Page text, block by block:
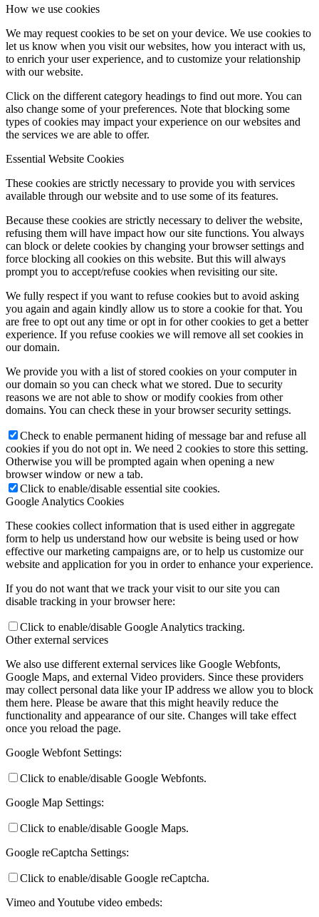
How we use cookies
We may request cookies to be set on your device. We use cookies to
let us know when you visit our websites, how you interact with us,
to enrich your user experience, and to customize your relationship
with our website.
Click on the different category headings to find out more. You can
also change some of your preferences. Note that blocking some
types of cookies may impact your experience on our websites and
the services we are able to offer.
Essential Website Cookies
These cookies are strictly necessary to provide you with services
available through our website and to use some of its features.
Because these cookies are strictly necessary to deliver the website,
refusing them will have impact how our site functions. You always
can block or delete cookies by changing your browser settings and
force blocking all cookies on this website. But this will always
prompt you to accept/refuse cookies when revisiting our site.
We fully respect if you want to refuse cookies but to avoid asking
you again and again kindly allow us to store a cookie for that. You
are free to opt out any time or opt in for other cookies to get a better
experience. If you refuse cookies we will remove all set cookies in
our domain.
We provide you with a list of stored cookies on your computer in
our domain so you can check what we stored. Due to security
reasons we are not able to show or modify cookies from other
domains. You can check these in your browser security settings.
Check to enable permanent hiding of message bar and refuse all
cookies if you do not opt in. We need 2 cookies to store this setting.
Otherwise you will be prompted again when opening a new
browser window or new a tab.
Click to enable/disable essential site cookies.
Google Analytics Cookies
These cookies collect information that is used either in aggregate
form to help us understand how our website is being used or how
effective our marketing campaigns are, or to help us customize our
website and application for you in order to enhance your experience.
If you do not want that we track your visit to our site you can
disable tracking in your browser here:
Click to enable/disable Google Analytics tracking.
Other external services
We also use different external services like Google Webfonts,
Google Maps, and external Video providers. Since these providers
may collect personal data like your IP address we allow you to block
them here. Please be aware that this might heavily reduce the
functionality and appearance of our site. Changes will take effect
once you reload the page.
Google Webfont Settings:
Click to enable/disable Google Webfonts.
Google Map Settings:
Click to enable/disable Google Maps.
Google reCaptcha Settings:
Click to enable/disable Google reCaptcha.
Vimeo and Youtube video embeds: